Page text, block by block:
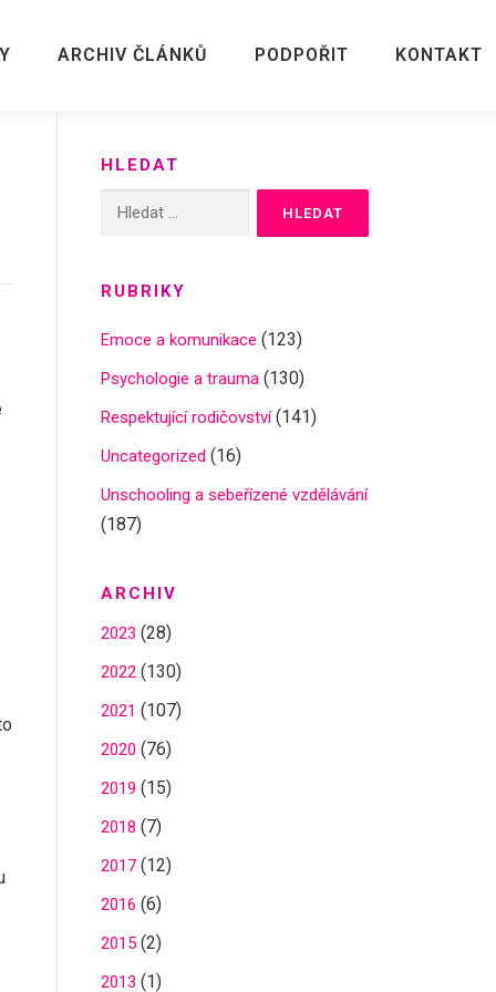
ARCHIV ČLÁNKŮ PODPOŘIT KONTAKT
HLEDAT
Vyhledávání
RUBRIKY
Emoce a komunikace (123)
Psychologie a trauma (130)
Respektující rodičovství(141)
Uncategorized (16)
Unschooling a sebeřízené vzdělávání
(187)
ARCHIV
2023 (28)
2022 (130)
2021 (107)
2020 (76)
2019 (15)
2018 (7)
2017 (12)
2016 (6)
2015 (2)
2013 (1)